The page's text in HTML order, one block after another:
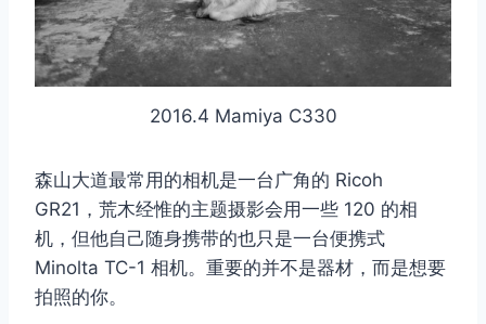
2016.4 Mamiya C330
森山大道最常用的相机是一台广角的 Ricoh
GR21，荒木经惟的主题摄影会用一些 120 的相
机，但他自己随身携带的也只是一台便携式
Minolta TC-1 相机。重要的并不是器材，而是想要
拍照的你。